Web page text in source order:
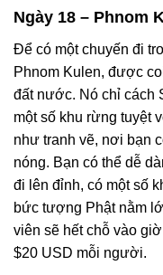
Ngày 18 – Phnom
Để có một chuyến đi
Phnom Kulen, được
đất nước. Nó chỉ cách
một số khu rừng tuyệt
như tranh vẽ, nơi bạn
nóng. Bạn có thể dễ
đi lên đỉnh, có một số
bức tượng Phật nằm
viên sẽ hết chỗ vào
$20 USD mỗi người.